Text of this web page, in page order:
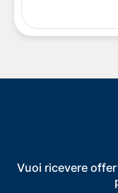
Vuoi ricevere